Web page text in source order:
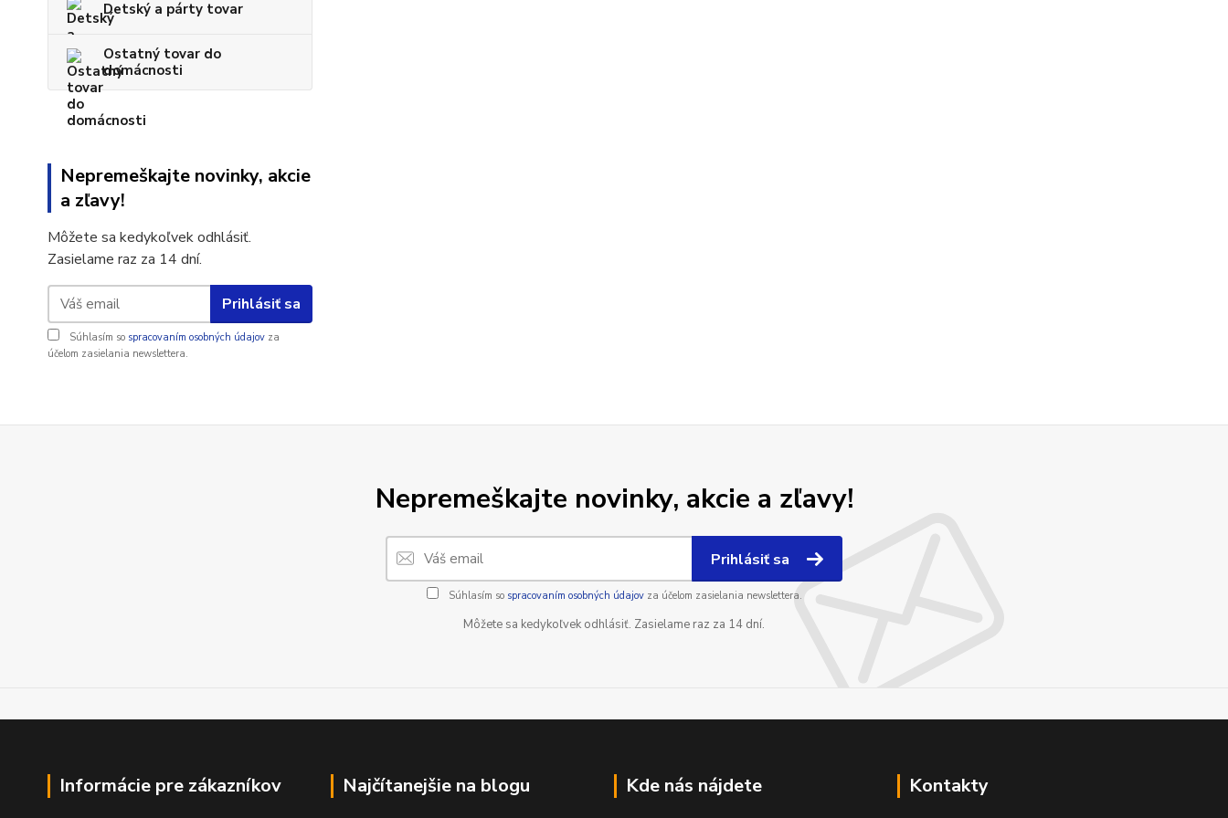
Detský a párty tovar
Ostatný tovar do
domácnosti
Nepremeškajte novinky, akcie
a zľavy!
Môžete sa kedykoľvek odhlásiť.
Zasielame raz za 14 dní.
Prihlásiť sa
Súhlasím so spracovaním osobných údajov za
účelom zasielania newslettera.
Nepremeškajte novinky, akcie a zľavy!
Prihlásiť sa
Súhlasím so spracovaním osobných údajovza účelom zasielania newslettera.
Môžete sa kedykoľvek odhlásiť. Zasielame raz za 14 dní.
Informácie pre zákazníkov Najčítanejšie na blogu Kde nás nájdete Kontakty